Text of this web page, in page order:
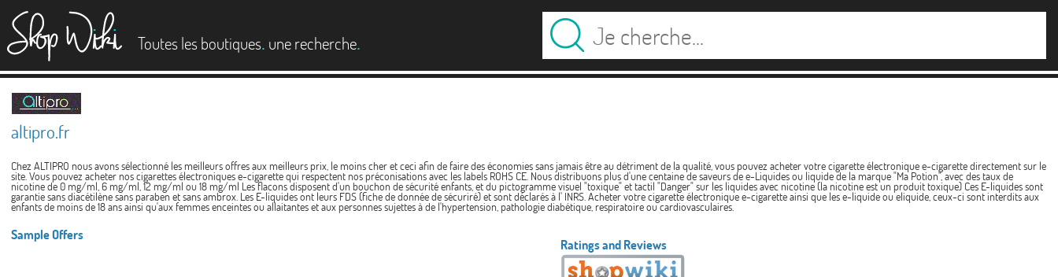
Toutes les boutiques. une recherche.
altipro.fr
Chez ALTIPRO nous avons sélectionné les meilleurs offres aux meilleurs prix, le moins cher et ceci afin de faire des économies sans jamais être au détriment de la qualité, vous pouvez acheter votre cigarette électronique e-cigarette directement sur le
site. Vous pouvez acheter nos cigarettes électroniques e-cigarette qui respectent nos préconisations avec les labels ROHS CE. Nous distribuons plus d'une centaine de saveurs de e-Liquides ou liquide de la marque "Ma Potion", avec des taux de
nicotine de 0 mg/ml, 6 mg/ml, 12 mg/ml ou 18 mg/ml Les flacons disposent d'un bouchon de sécurité enfants, et du pictogramme visuel "toxique" et tactil "Danger" sur les liquides avec nicotine (la nicotine est un produit toxique) Ces E-liquides sont
garantie sans diacétilène sans paraben et sans ambrox. Les E-liquides ont leurs FDS (fiche de donnée de sécuriré) et sont déclarés à l' INRS. Acheter votre cigarette électronique e-cigarette ainsi que les e-liquide ou eliquide, ceux-ci sont interdits aux
enfants de moins de 18 ans ainsi qu'aux femmes enceintes ou allaitantes et aux personnes sujettes à de l'hypertension, pathologie diabétique, respiratoire ou cardiovasculaires.
Sample Offers
Ratings and Reviews